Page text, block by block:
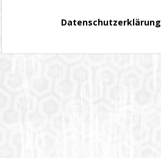
Datenschutzerklärung